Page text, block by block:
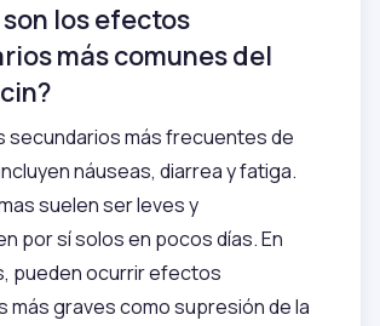
los efectos
más comunes del
secundarios más frecuentes de
náuseas, diarrea y fatiga.
suelen ser leves y
por sí solos en pocos días. En
pueden ocurrir efectos
más graves como supresión de la